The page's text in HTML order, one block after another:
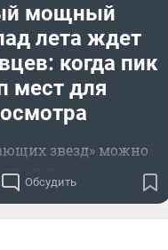
мощный
лета ждет
когда пик
мест для
звезд» можно
в час
Обсудить